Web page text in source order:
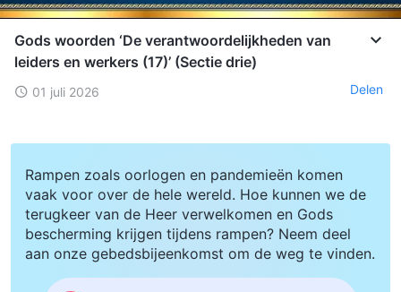
Gods woorden ‘De verantwoordelijkheden van
leiders en werkers (17)’ (Sectie drie)
01 juli 2026 Delen
Rampen zoals oorlogen en pandemieën komen
vaak voor over de hele wereld. Hoe kunnen we de
terugkeer van de Heer verwelkomen en Gods
bescherming krijgen tijdens rampen? Neem deel
aan onze gebedsbijeenkomst om de weg te vinden.